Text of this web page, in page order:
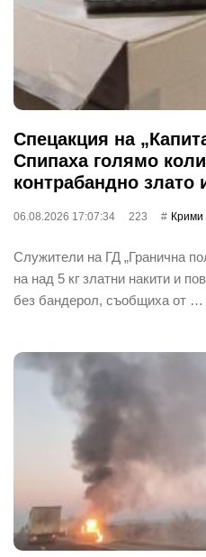
Спецакция на
Спипаха голямо
контрабандно злато
06.08.2026 17:07:34 223 Крими
Служители на ГД „Гранична
на над 5 кг златни накити и
без бандерол, съобщиха от …